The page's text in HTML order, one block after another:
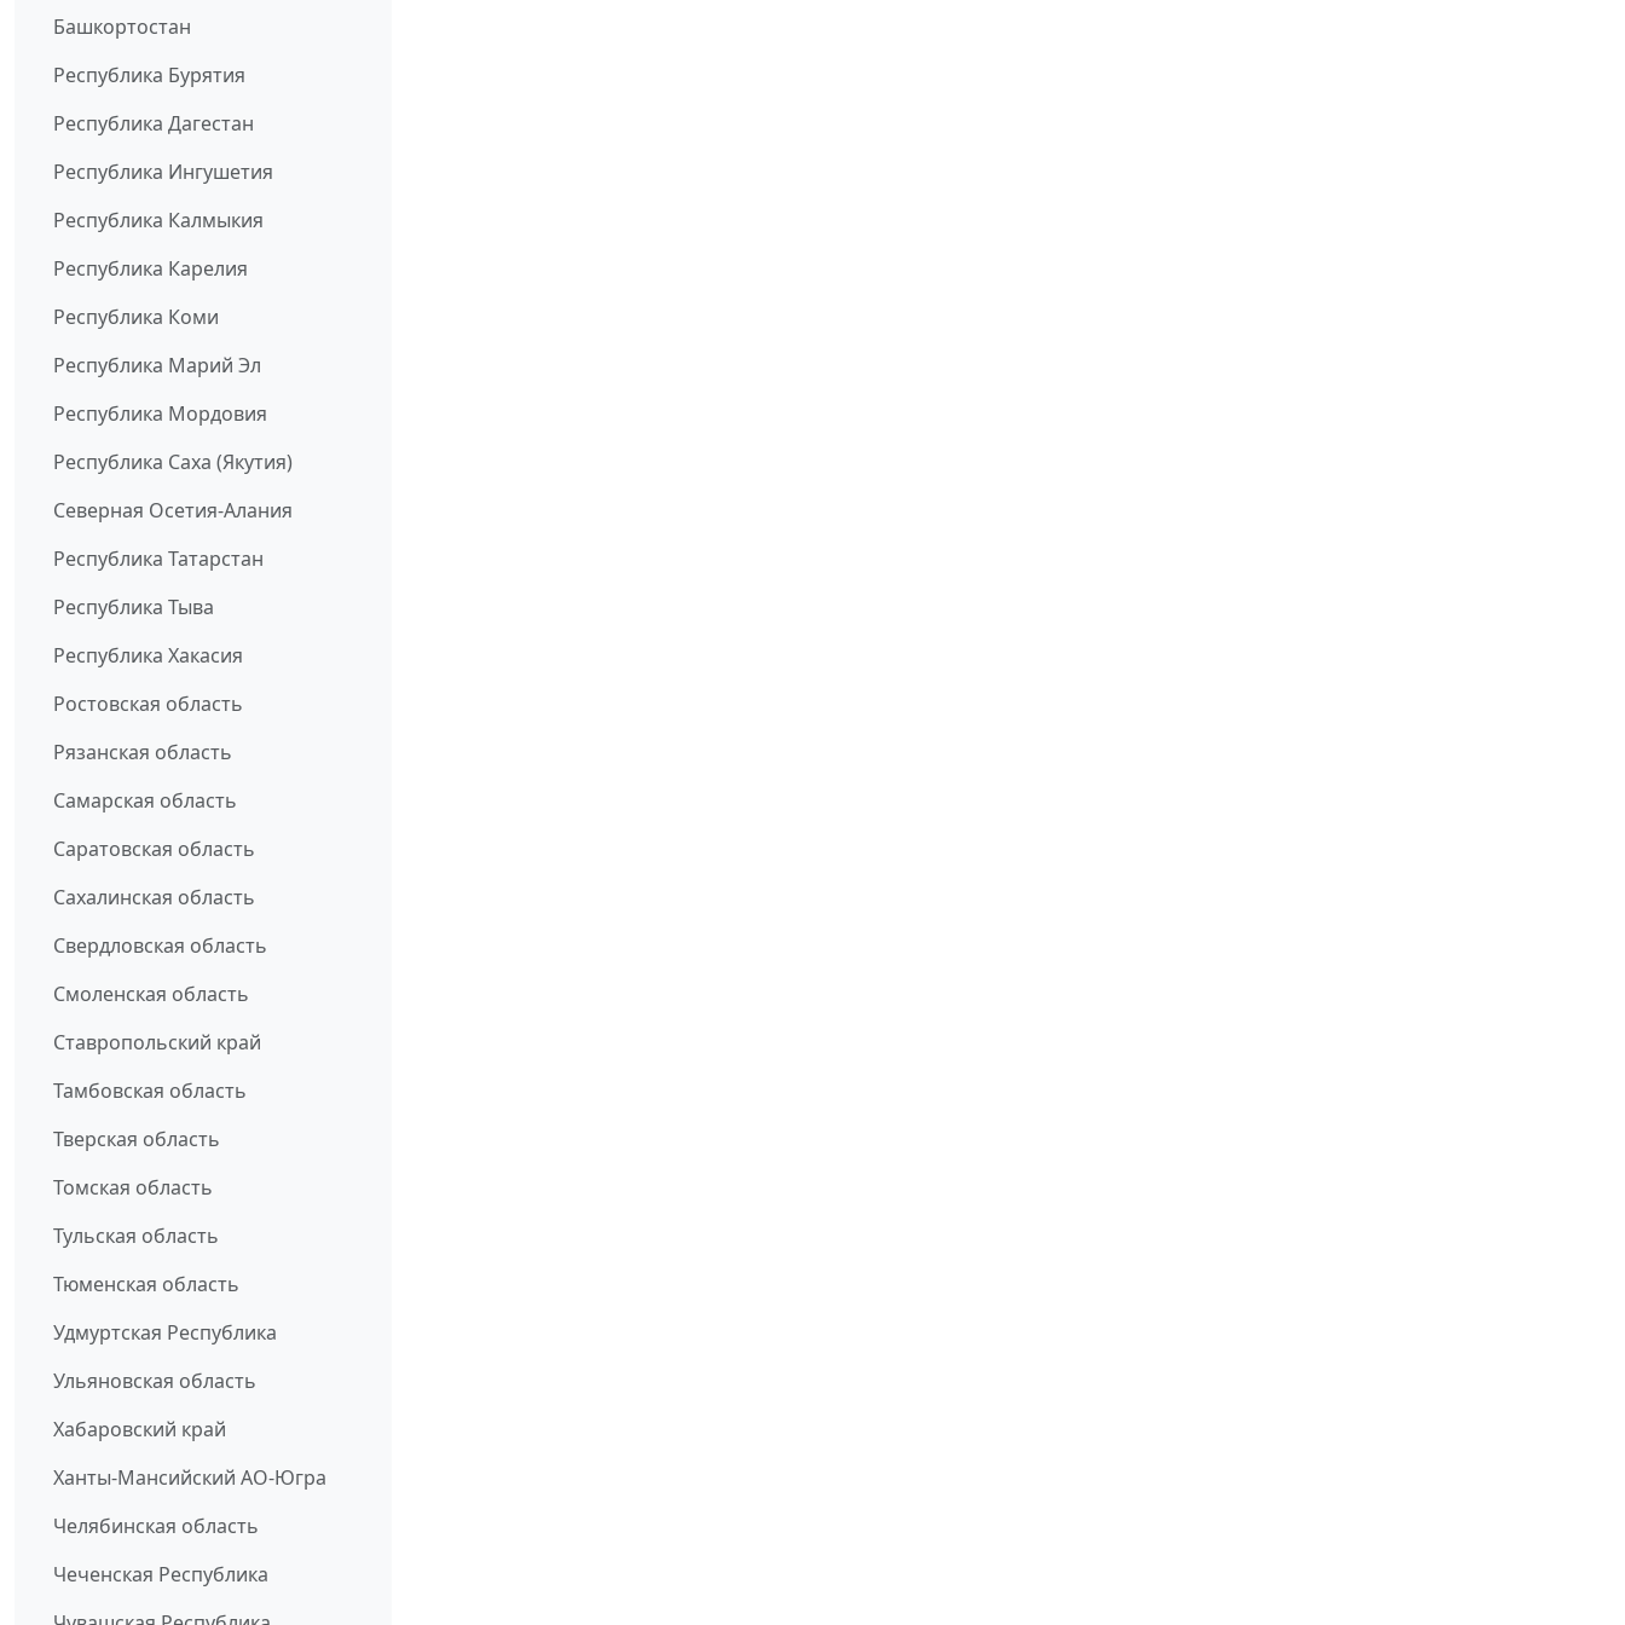
Башкортостан
Республика Бурятия
Республика Дагестан
Республика Ингушетия
Республика Калмыкия
Республика Карелия
Республика Коми
Республика Марий Эл
Республика Мордовия
Республика Саха (Якутия)
Северная Осетия-Алания
Республика Татарстан
Республика Тыва
Республика Хакасия
Ростовская область
Рязанская область
Самарская область
Саратовская область
Сахалинская область
Свердловская область
Смоленская область
Ставропольский край
Тамбовская область
Тверская область
Томская область
Тульская область
Тюменская область
Удмуртская Республика
Ульяновская область
Хабаровский край
Ханты-Мансийский АО-Югра
Челябинская область
Чеченская Республика